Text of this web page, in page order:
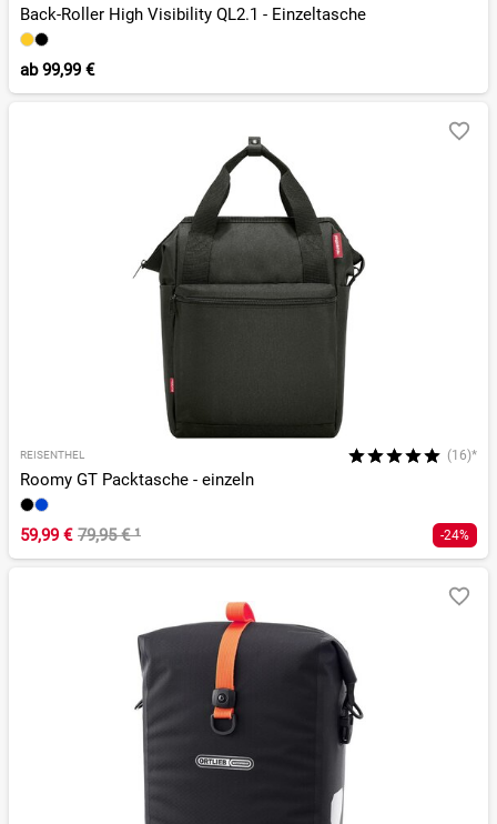
Back-Roller High Visibility QL2.1 - Einzeltasche
ab99,99 €
REISENTHEL (16)*
Roomy GT Packtasche - einzeln
59,99 € 79,95 €¹ -24%